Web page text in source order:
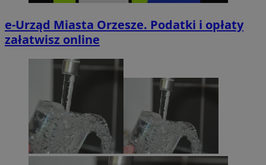
e-Urząd Miasta Orzesze. Podatki i opłaty
załatwisz online